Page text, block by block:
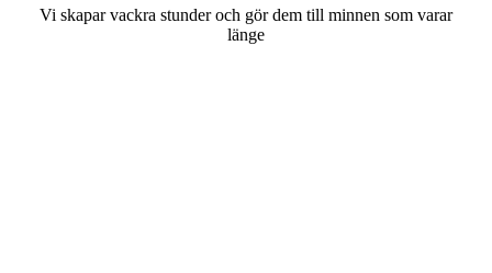
Vi skapar vackra stunder och gör dem till minnen som varar
länge